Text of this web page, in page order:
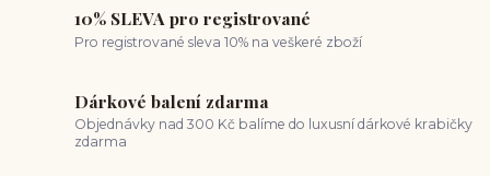
10% SLEVA pro registrované
Pro registrované sleva 10% na veškeré zboží
Dárkové balení zdarma
Objednávky nad 300 Kč balíme do luxusní dárkové krabičky
zdarma